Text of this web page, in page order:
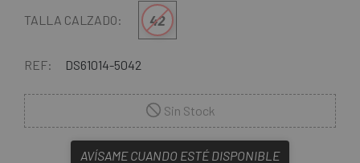
TALLA CALZADO: 42
REF: DS61014-5042
Sin Stock
AVÍSAME CUANDO ESTÉ DISPONIBLE